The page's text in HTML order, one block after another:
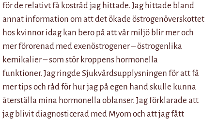
för de relativt få kostråd jag hittade. Jag hittade bland
annat information om att det ökade östrogenöverskottet
hos kvinnor idag kan bero på att vår miljö blir mer och
mer förorenad med exenöstrogener – östrogenlika
kemikalier – som stör kroppens hormonella
funktioner. Jag ringde Sjukvårdsupplysningen för att få
mer tips och råd för hur jag på egen hand skulle kunna
återställa mina hormonella oblanser. Jag förklarade att
jag blivit diagnosticerad med Myom och att jag fått